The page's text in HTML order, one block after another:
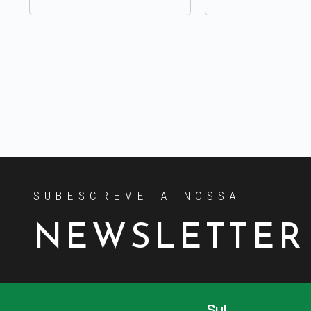
SUBESCREVE A NOSSA
NEWSLETTER